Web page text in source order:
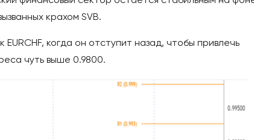
крахом SVB.
когда он отступит назад, чтобы привлечь
чуть выше 0.9800.